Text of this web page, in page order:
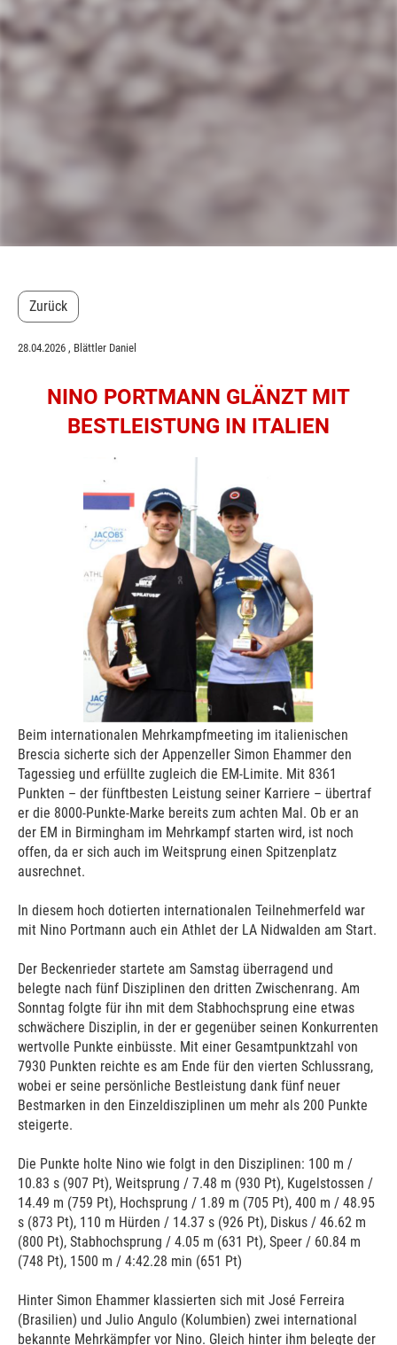
Zurück
28.04.2026 , Blättler Daniel
NINO PORTMANN GLÄNZT MIT
BESTLEISTUNG IN ITALIEN
Beim internationalen Mehrkampfmeeting im italienischen
Brescia sicherte sich der Appenzeller Simon Ehammer den
Tagessieg und erfüllte zugleich die EM-Limite. Mit 8361
Punkten – der fünftbesten Leistung seiner Karriere – übertraf
er die 8000-Punkte-Marke bereits zum achten Mal. Ob er an
der EM in Birmingham im Mehrkampf starten wird, ist noch
offen, da er sich auch im Weitsprung einen Spitzenplatz
ausrechnet.
In diesem hoch dotierten internationalen Teilnehmerfeld war
mit Nino Portmann auch ein Athlet der LA Nidwalden am Start.
Der Beckenrieder startete am Samstag überragend und
belegte nach fünf Disziplinen den dritten Zwischenrang. Am
Sonntag folgte für ihn mit dem Stabhochsprung eine etwas
schwächere Disziplin, in der er gegenüber seinen Konkurrenten
wertvolle Punkte einbüsste. Mit einer Gesamtpunktzahl von
7930 Punkten reichte es am Ende für den vierten Schlussrang,
wobei er seine persönliche Bestleistung dank fünf neuer
Bestmarken in den Einzeldisziplinen um mehr als 200 Punkte
steigerte.
Die Punkte holte Nino wie folgt in den Disziplinen: 100 m /
10.83 s (907 Pt), Weitsprung / 7.48 m (930 Pt), Kugelstossen /
14.49 m (759 Pt), Hochsprung / 1.89 m (705 Pt), 400 m / 48.95
s (873 Pt), 110 m Hürden / 14.37 s (926 Pt), Diskus / 46.62 m
(800 Pt), Stabhochsprung / 4.05 m (631 Pt), Speer / 60.84 m
(748 Pt), 1500 m / 4:42.28 min (651 Pt)
Hinter Simon Ehammer klassierten sich mit José Ferreira
(Brasilien) und Julio Angulo (Kolumbien) zwei international
bekannte Mehrkämpfer vor Nino. Gleich hinter ihm belegte der